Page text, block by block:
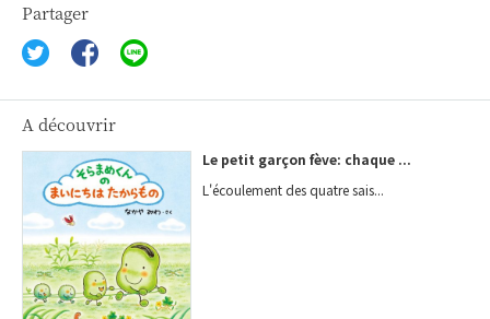
Partager
A découvrir
Le petit garçon fève: chaque ...
L'écoulement des quatre sais...